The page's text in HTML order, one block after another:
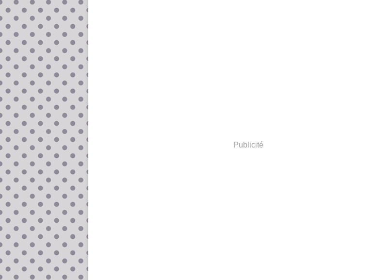
Publicité